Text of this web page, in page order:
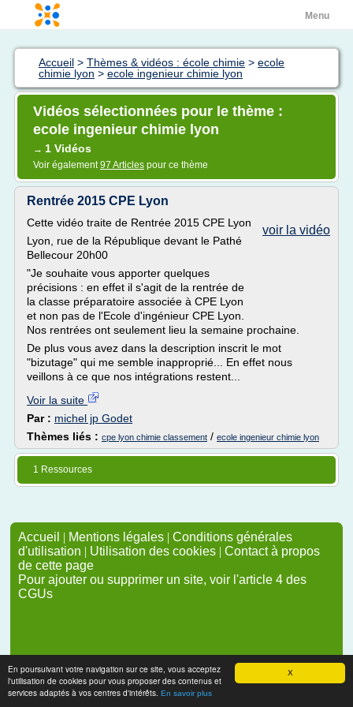
X
En poursuivant votre navigation sur ce site, vous acceptez
l'utilisation de cookies pour vous proposer des contenus et
services adaptés à vos centres d'intérêts. En savoir plus
Menu
Accueil > Thèmes & vidéos : école chimie > ecole
chimie lyon > ecole ingenieur chimie lyon
Vidéos sélectionnées pour le thème :
ecole ingenieur chimie lyon
→ 1 Vidéos
Voir également97 Articles pour ce thème
Rentrée 2015 CPE Lyon
voir la vidéo
Cette vidéo traite de Rentrée 2015 CPE Lyon
Lyon, rue de la République devant le Pathé
Bellecour 20h00
"Je souhaite vous apporter quelques
précisions : en effet il s'agit de la rentrée de
la classe préparatoire associée à CPE Lyon
et non pas de l'Ecole d'ingénieur CPE Lyon.
Nos rentrées ont seulement lieu la semaine prochaine.
De plus vous avez dans la description inscrit le mot
"bizutage" qui me semble inapproprié... En effet nous
veillons à ce que nos intégrations restent...
Voir la suite
Par : michel jp Godet
Thèmes liés : cpe lyon chimie classement / ecole ingenieur chimie lyon
1 Ressources
Accueil | Mentions légales | Conditions générales
d'utilisation | Utilisation des cookies | Contact à propos
de cette page
Pour ajouter ou supprimer un site, voir l'article 4 des
CGUs